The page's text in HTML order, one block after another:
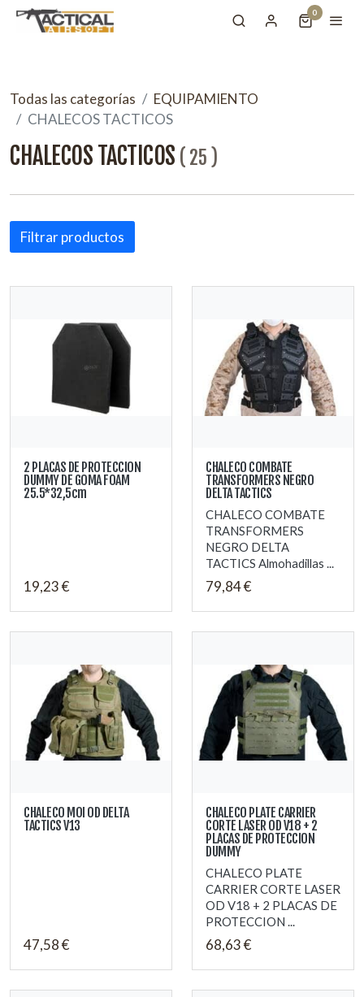
0
Todas las categorías
EQUIPAMIENTO
CHALECOS TACTICOS
CHALECOS TACTICOS ( 25 )
Filtrar productos
2 PLACAS DE PROTECCION
DUMMY DE GOMA FOAM
25.5*32,5cm
19,23 €
CHALECO COMBATE
TRANSFORMERS NEGRO
DELTA TACTICS
CHALECO COMBATE
TRANSFORMERS
NEGRO DELTA
TACTICS Almohadillas ...
79,84 €
CHALECO MOI OD DELTA
TACTICS V13
47,58 €
CHALECO PLATE CARRIER
CORTE LASER OD V18 + 2
PLACAS DE PROTECCION
DUMMY
CHALECO PLATE
CARRIER CORTE LASER
OD V18 + 2 PLACAS DE
PROTECCION ...
68,63 €